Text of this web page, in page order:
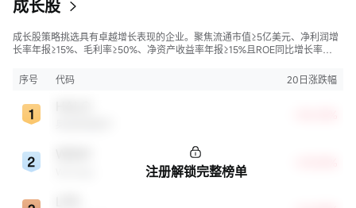
成长股
成长股策略挑选具有卓越增长表现的企业。聚焦流通市值≥5亿美元、净利润增
长率年报≥15%、毛利率≥50%、净资产收益率年报≥15%且ROE同比增长率
序号
代码 20日涨跌幅
注册解锁完整榜单